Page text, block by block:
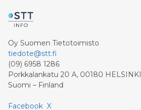
Oy Suomen Tietotoimisto
tiedote@stt.fi
(09) 6958 1286
Porkkalankatu 20 A, 00180 HELSINKI
Suomi – Finland
Facebook X